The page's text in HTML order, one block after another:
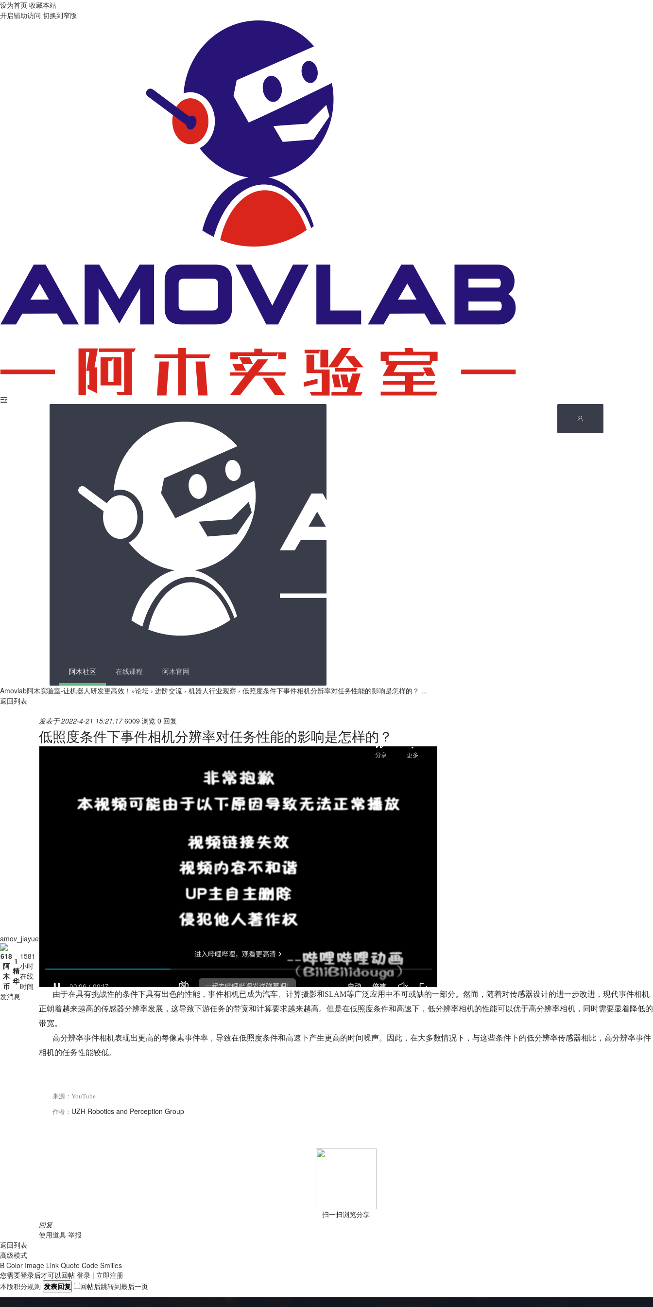
设为首页 收藏本站
开启辅助访问 切换到窄版
阿木社区 在线课程
阿木官网
Amovlab阿木实验室-让机器人研发更高效！ »论坛 › 进阶交流 › 机器人行业观察 › 低照度条件下事件相机分辨率对任务性能的影响是怎样的？ ...
返回列表
amov_jiayue
618
阿
木
币
1
精
华
1581
小时
在线
时间
发消息
发表于 2022-4-21 15:21:17 6009 浏览 0 回复
低照度条件下事件相机分辨率对任务性能的影响是怎样的？
由于在具有挑战性的条件下具有出色的性能，事件相机已成为汽车、计算摄影和SLAM等广泛应用中不可或缺的一部分。然而，随着对传感器设计的进一步改进，现代事件相机
正朝着越来越高的传感器分辨率发展，这导致下游任务的带宽和计算要求越来越高。但是在低照度条件和高速下，低分辨率相机的性能可以优于高分辨率相机，同时需要显着降低的
带宽。
高分辨率事件相机表现出更高的每像素事件率，导致在低照度条件和高速下产生更高的时间噪声。因此，在大多数情况下，与这些条件下的低分辨率传感器相比，高分辨率事件
相机的任务性能较低。
来源：YouTube
作者： UZH Robotics and Perception Group
扫一扫浏览分享
回复
使用道具 举报
返回列表
高级模式
B Color Image Link Quote Code Smilies
您需要登录后才可以回帖 登录 | 立即注册
本版积分规则 发表回复 回帖后跳转到最后一页